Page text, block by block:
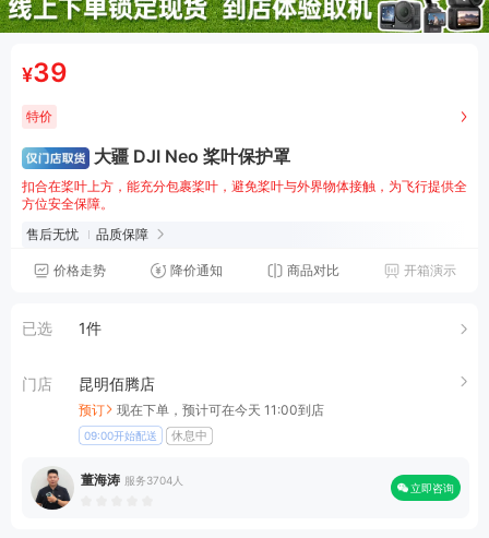
¥39
特价
大疆 DJI Neo 桨叶保护罩
扣合在桨叶上方，能充分包裹桨叶，避免桨叶与外界物体接触，为飞行提供全
方位安全保障。
售后无忧
品质保障
价格走势 降价通知 商品对比 开箱演示
已选 1件
门店 昆明佰腾店
预订 现在下单，预计可在今天 11:00到店
09:00开始配送 休息中
董海涛 服务3704人
立即咨询